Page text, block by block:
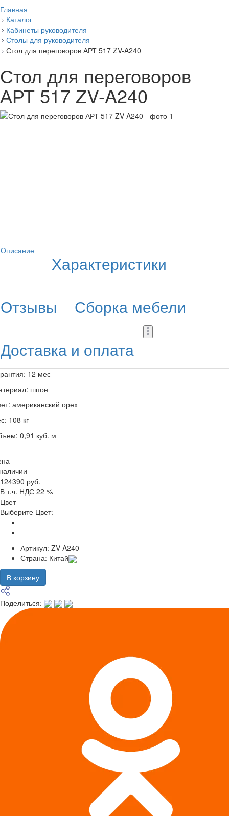
Главная
Каталог
Кабинеты руководителя
Столы для руководителя
Стол для переговоров АРТ 517 ZV-A240
Стол для переговоров
АРТ 517 ZV-A240
Описание
Характеристики
Отзывы
Сборка мебели
Доставка и оплата
12 мес
шпон
американский орех
108 кг
0,91 куб. м
124390 руб.
В т.ч. НДС 22 %
Цвет
Выберите Цвет:
Артикул: ZV-A240
Страна: Китай
В корзину
Поделиться: